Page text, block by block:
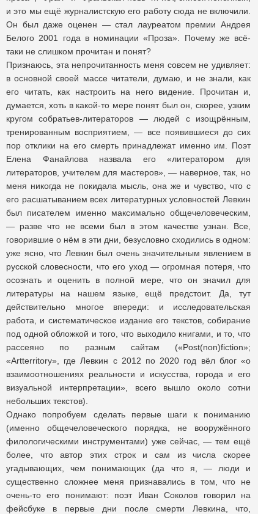
и это мы ещё журналистскую его работу сюда не включили.
Он был даже оценен — стал лауреатом премии Андрея
Белого 2001 года в номинации «Проза». Почему же всё-
таки не слишком прочитан и понят?
Признаюсь, эта непрочитанность меня совсем не удивляет:
в основной своей массе читатели, думаю, и не знали, как
его читать, как настроить на него видение. Прочитан и,
думается, хоть в какой-то мере понят был он, скорее, узким
кругом собратьев-литераторов — людей с изощрённым,
тренированным восприятием, — все появившиеся до сих
пор отклики на его смерть принадлежат именно им. Поэт
Елена Фанайлова назвала его «литератором для
литераторов, учителем для мастеров», — наверное, так, но
меня никогда не покидала мысль, она же и чувство, что с
его расшатыванием всех литературных условностей Левкин
был писателем именно максимально общечеловеческим,
— разве что не всеми был в этом качестве узнан. Все,
говорившие о нём в эти дни, безусловно сходились в одном:
уже ясно, что Левкин был очень значительным явлением в
русской словесности, что его уход — огромная потеря, что
осознать и оценить в полной мере, что он значил для
литературы на нашем языке, ещё предстоит. Да, тут
действительно многое впереди: и исследовательская
работа, и систематическое издание его текстов, собирание
под одной обложкой и того, что выходило книгами, и то, что
рассеяно по разным сайтам («Post(non)fiction»;
«Artterritory», где Левкин с 2012 по 2020 год вёл блог «о
взаимоотношениях реальности и искусства, города и его
визуальной интерпретации», всего вышло около сотни
небольших текстов).
Однако попробуем сделать первые шаги к пониманию
(именно общечеловеческого порядка, не вооружённого
филологическими инструментами) уже сейчас, — тем ещё
более, что автор этих строк и сам из числа скорее
угадывающих, чем понимающих (да что я, — люди и
существенно сложнее меня признавались в том, что не
очень-то его понимают: поэт Иван Соколов говорил на
фейсбуке в первые дни после смерти Левкина, что,